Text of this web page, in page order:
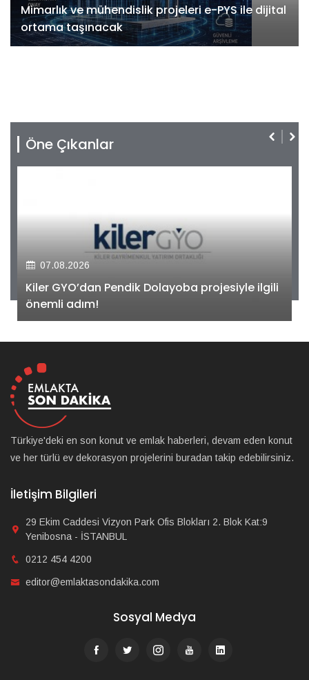
Mimarlık ve mühendislik projeleri e-PYS ile dijital
ortama taşınacak
Öne Çıkanlar
07.08.2026
Kiler GYO’dan Pendik Dolayoba projesiyle ilgili
önemli adım!
Türkiye'deki en son konut ve emlak haberleri, devam eden konut
ve her türlü ev dekorasyon projelerini buradan takip edebilirsiniz.
İletişim Bilgileri
29 Ekim Caddesi Vizyon Park Ofis Blokları 2. Blok Kat:9
Yenibosna - İSTANBUL
0212 454 4200
editor@emlaktasondakika.com
Sosyal Medya